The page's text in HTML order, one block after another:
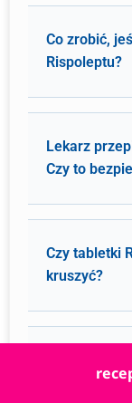
Co zrobić,
Rispoleptu?
Lekarz
Czy to
Czy tabletki
kruszyć?
Rispolept?